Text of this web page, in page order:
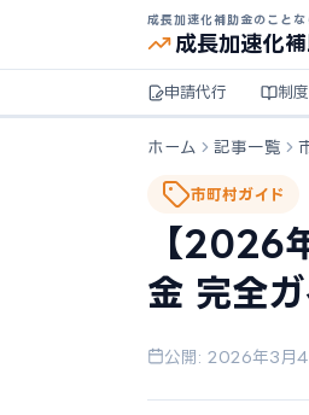
成長加速化補助金のことな
成長加速化
申請代行 制
ホーム 記事一覧
市町村ガイド
【2026
金 完全
公開: 2026年3月4